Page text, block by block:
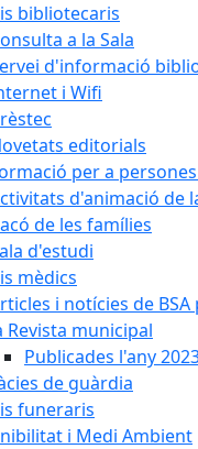
bibliotecaris
a la Sala
d'informació
i Wifi
editorials
per a
d'animació de
de les famílies
d'estudi
mèdics
i notícies de BSA
Revista municipal
Publicades l'any
de guàrdia
funeraris
i Medi Ambient